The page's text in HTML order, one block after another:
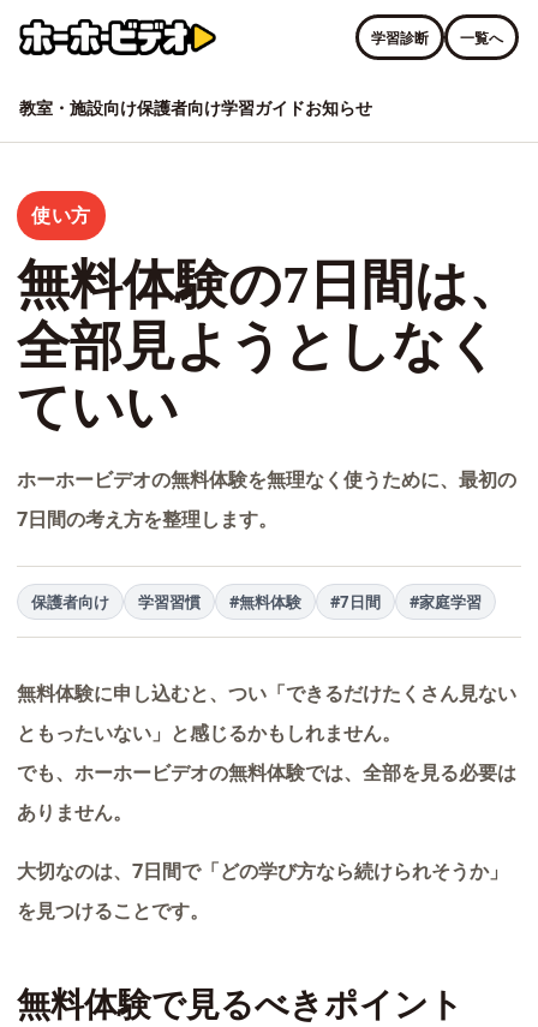
教室・施設向け保護者向け学習ガイドお知らせ
学習診断 一覧へ
使い方
無料体験の7日間は、
全部見ようとしなく
ていい
ホーホービデオの無料体験を無理なく使うために、最初の
7日間の考え方を整理します。
保護者向け 学習習慣 #無料体験 #7日間 #家庭学習
無料体験に申し込むと、つい「できるだけたくさん見ない
ともったいない」と感じるかもしれません。
でも、ホーホービデオの無料体験では、全部を見る必要は
ありません。
大切なのは、7日間で「どの学び方なら続けられそうか」
を見つけることです。
無料体験で見るべきポイント